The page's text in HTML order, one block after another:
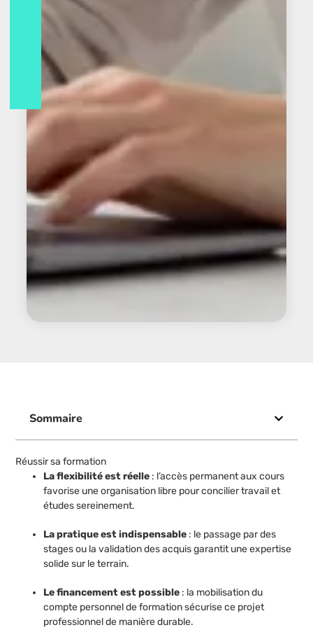
Sommaire
Réussir sa formation
La flexibilité est réelle : l’accès permanent aux cours
favorise une organisation libre pour concilier travail et
études sereinement.
La pratique est indispensable : le passage par des
stages ou la validation des acquis garantit une expertise
solide sur le terrain.
Le financement est possible : la mobilisation du
compte personnel de formation sécurise ce projet
professionnel de manière durable.